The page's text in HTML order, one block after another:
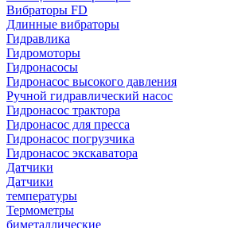
Вибраторы FD
Длинные вибраторы
Гидравлика
Гидромоторы
Гидронасосы
Гидронасос высокого давления
Ручной гидравлический насос
Гидронасос трактора
Гидронасос для пресса
Гидронасос погрузчика
Гидронасос экскаватора
Датчики
Датчики
температуры
Термометры
биметаллические